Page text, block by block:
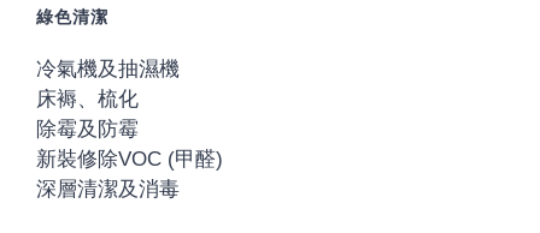
綠色清潔
冷氣機及抽濕機
床褥、梳化
除霉及防霉
新裝修除VOC (甲醛)
深層清潔及消毒